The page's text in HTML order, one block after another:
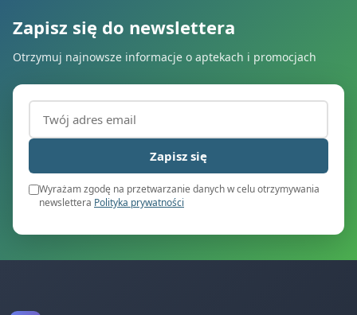
Zapisz się do newslettera
Otrzymuj najnowsze informacje o aptekach i promocjach
Adres email (wymagany)
Zapisz się
Wyrażam zgodę na przetwarzanie danych w celu otrzymywania
newslettera Polityka prywatności